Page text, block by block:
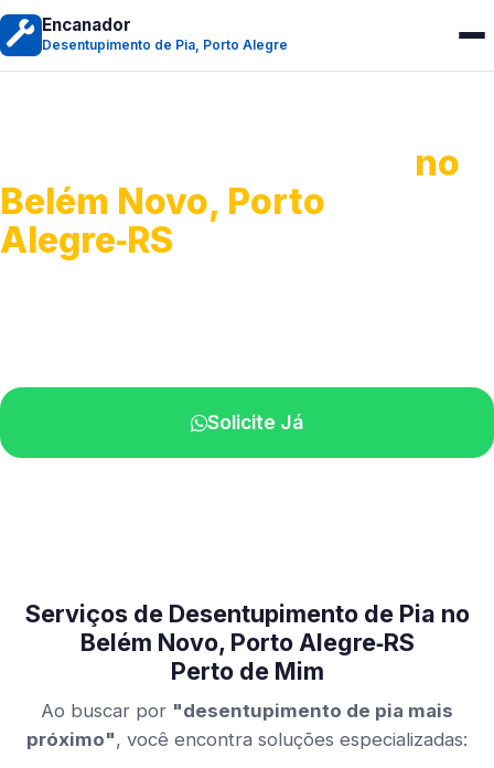
Encanador
Desentupimento de Pia, Porto Alegre
no
Belém Novo, Porto
Alegre‑RS
Solicite Já
Serviços de Desentupimento de Pia no
Belém Novo, Porto Alegre‑RS
Perto de Mim
Ao buscar por "desentupimento de pia mais
próximo", você encontra soluções especializadas: